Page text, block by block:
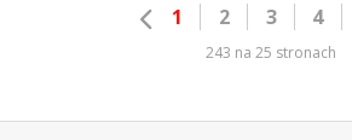
1 2 3 4
243 na 25 stronach